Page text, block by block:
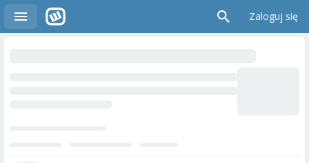
Zaloguj się